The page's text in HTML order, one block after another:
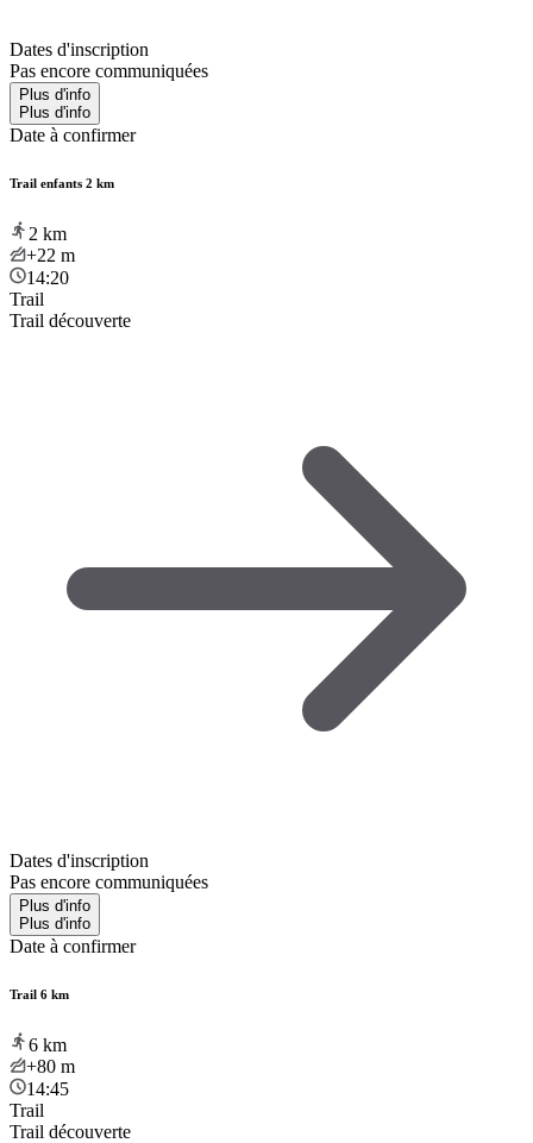
Dates d'inscription
Pas encore communiquées
Plus d'info
Plus d'info
Date à confirmer
Trail enfants 2 km
2 km
+22 m
14:20
Trail
Trail découverte
Dates d'inscription
Pas encore communiquées
Plus d'info
Plus d'info
Date à confirmer
Trail 6 km
6 km
+80 m
14:45
Trail
Trail découverte